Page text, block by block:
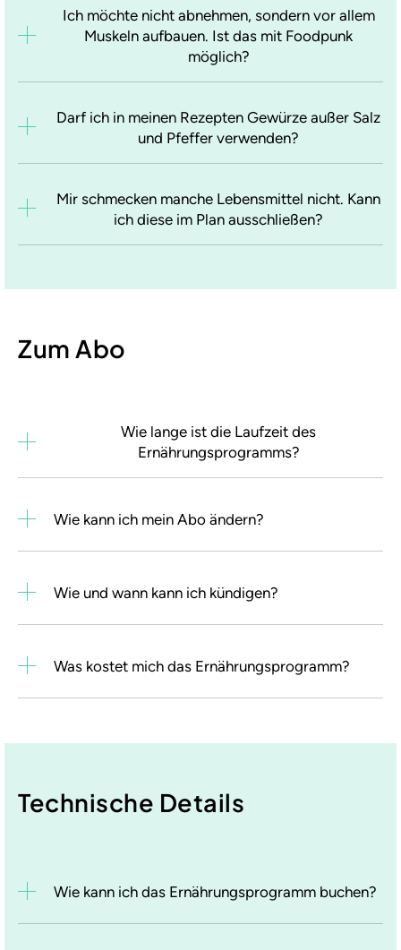
Ich möchte nicht abnehmen, sondern vor allem
Muskeln aufbauen. Ist das mit Foodpunk
möglich?
Darf ich in meinen Rezepten Gewürze außer Salz
und Pfeffer verwenden?
Mir schmecken manche Lebensmittel nicht. Kann
ich diese im Plan ausschließen?
Zum Abo
Wie lange ist die Laufzeit des
Ernährungsprogramms?
Wie kann ich mein Abo ändern?
Wie und wann kann ich kündigen?
Was kostet mich das Ernährungsprogramm?
Technische Details
Wie kann ich das Ernährungsprogramm buchen?